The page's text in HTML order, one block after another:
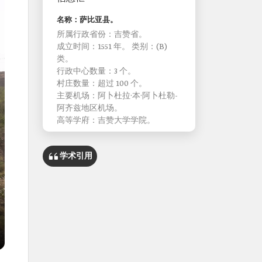
名称：萨比亚县。
所属行政省份：吉赞省。
成立时间：1551 年。 类别：(B)
类。
行政中心数量：3 个。
村庄数量：超过 100 个。
主要机场：阿卜杜拉·本·阿卜杜勒-
阿齐兹地区机场。
高等学府：吉赞大学学院。
学术引用